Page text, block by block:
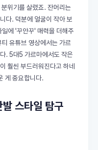
위기를 살렸죠. 잔머리는
다. 덕분에 얼굴이 작아 보
에 '꾸안꾸' 매력을 더해주
유튜브 영상에서는 가르
. 5대5 가르마에서도 작은
훨씬 부드러워진다고 하네
게 중요합니다.
스타일 탐구